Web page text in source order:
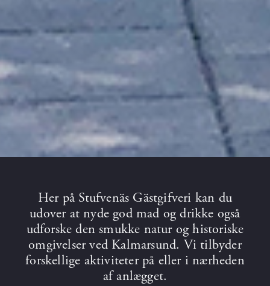
Her på Stufvenäs Gästgifveri kan du
udover at nyde god mad og drikke også
udforske den smukke natur og historiske
omgivelser ved Kalmarsund. Vi tilbyder
forskellige aktiviteter på eller i nærheden
af anlægget.